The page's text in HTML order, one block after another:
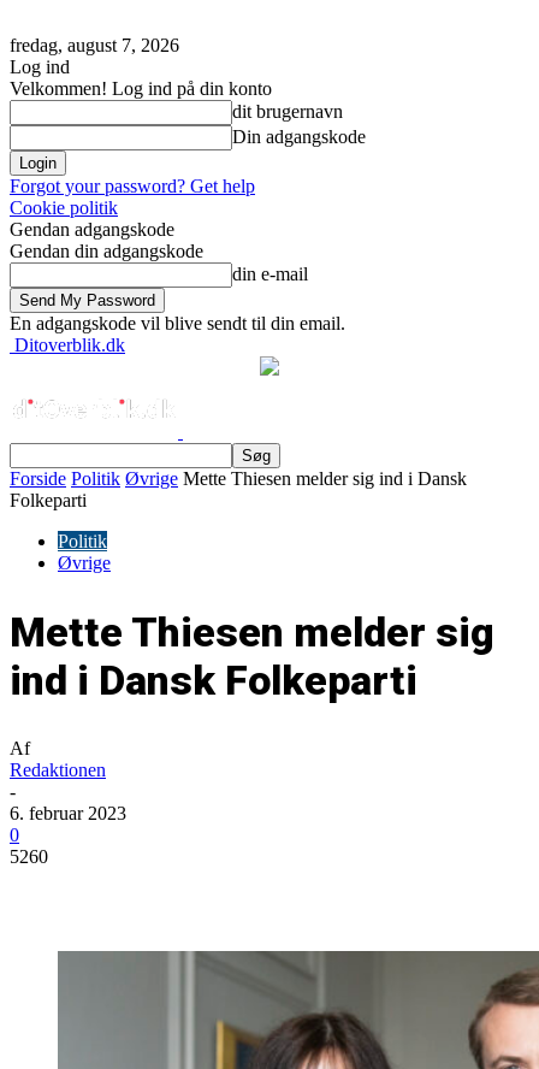
fredag, august 7, 2026
Log ind
Velkommen! Log ind på din konto
dit brugernavn
Din adgangskode
Forgot your password? Get help
Cookie politik
Gendan adgangskode
Gendan din adgangskode
din e-mail
En adgangskode vil blive sendt til din email.
Ditoverblik.dk
Forside Politik Øvrige Mette Thiesen melder sig ind i Dansk
Folkeparti
Politik
Øvrige
Mette Thiesen melder sig
ind i Dansk Folkeparti
Af
Redaktionen
-
6. februar 2023
0
5260